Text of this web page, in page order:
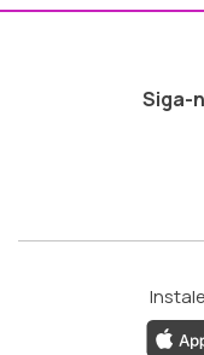
Siga-